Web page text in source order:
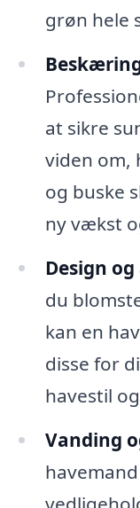
grøn hele
at sikre
viden
og buske
ny vækst
Design
du
kan en
disse for
havestil
Vanding